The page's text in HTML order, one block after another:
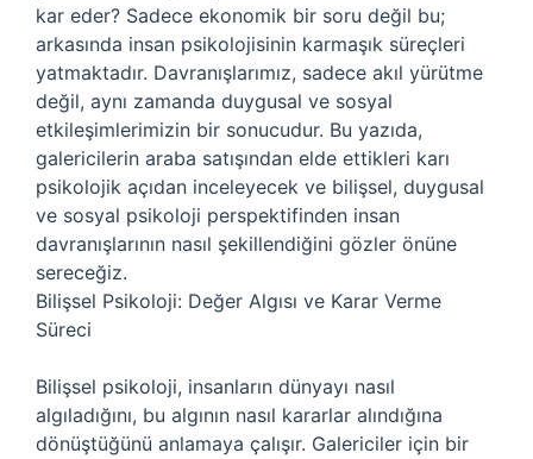
kar eder? Sadece ekonomik bir soru değil bu;
arkasında insan psikolojisinin karmaşık süreçleri
yatmaktadır. Davranışlarımız, sadece akıl yürütme
değil, aynı zamanda duygusal ve sosyal
etkileşimlerimizin bir sonucudur. Bu yazıda,
galericilerin araba satışından elde ettikleri karı
psikolojik açıdan inceleyecek ve bilişsel, duygusal
ve sosyal psikoloji perspektifinden insan
davranışlarının nasıl şekillendiğini gözler önüne
sereceğiz.
Bilişsel Psikoloji: Değer Algısı ve Karar Verme
Süreci
Bilişsel psikoloji, insanların dünyayı nasıl
algıladığını, bu algının nasıl kararlar alındığına
dönüştüğünü anlamaya çalışır. Galericiler için bir